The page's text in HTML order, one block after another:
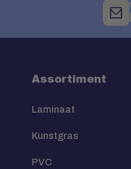
Assortiment
Laminaat
Kunstgras
PVC